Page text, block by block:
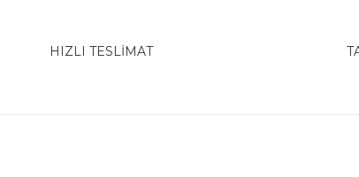
HIZLI TESLİMAT